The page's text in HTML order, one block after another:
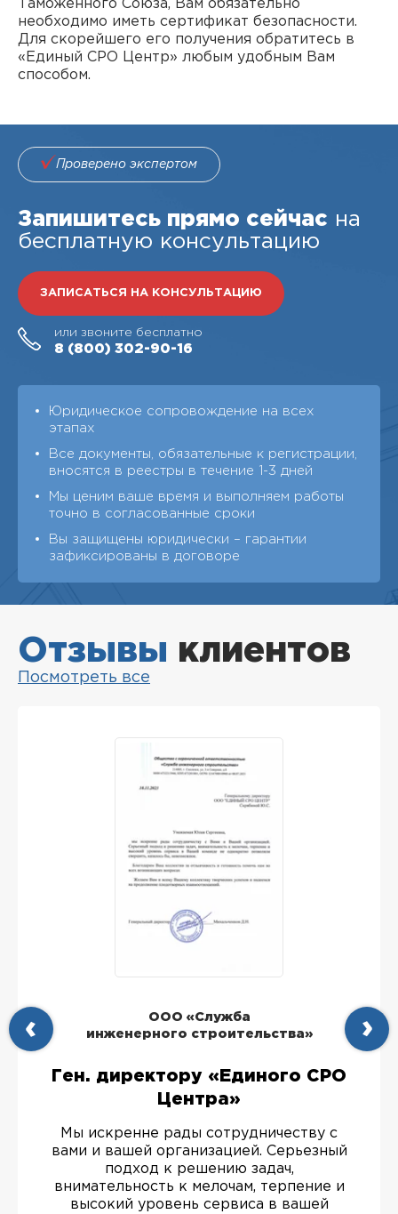
Таможенного Союза, Вам обязательно
необходимо иметь сертификат безопасности.
Для скорейшего его получения обратитесь в
«Единый СРО Центр» любым удобным Вам
способом.
Проверено экспертом
Запишитесь прямо сейчас на
бесплатную консультацию
ЗАПИСАТЬСЯ НА КОНСУЛЬТАЦИЮ
или звоните бесплатно
8 (800) 302-90-16
Юридическое сопровождение на всех
этапах
Все документы, обязательные к регистрации,
вносятся в реестры в течение 1-3 дней
Мы ценим ваше время и выполняем работы
точно в согласованные сроки
Вы защищены юридически – гарантии
зафиксированы в договоре
Отзывы клиентов
Посмотреть все
ООО «Служба
инженерного строительства»
Ген. директору «Единого СРО
Центра»
Мы искренне рады сотрудничеству с
вами и вашей организацией. Серьезный
подход к решению задач,
внимательность к мелочам, терпение и
высокий уровень сервиса в вашей